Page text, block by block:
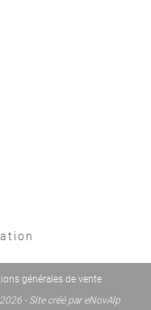
générales de vente
- Site créé par eNovAlp